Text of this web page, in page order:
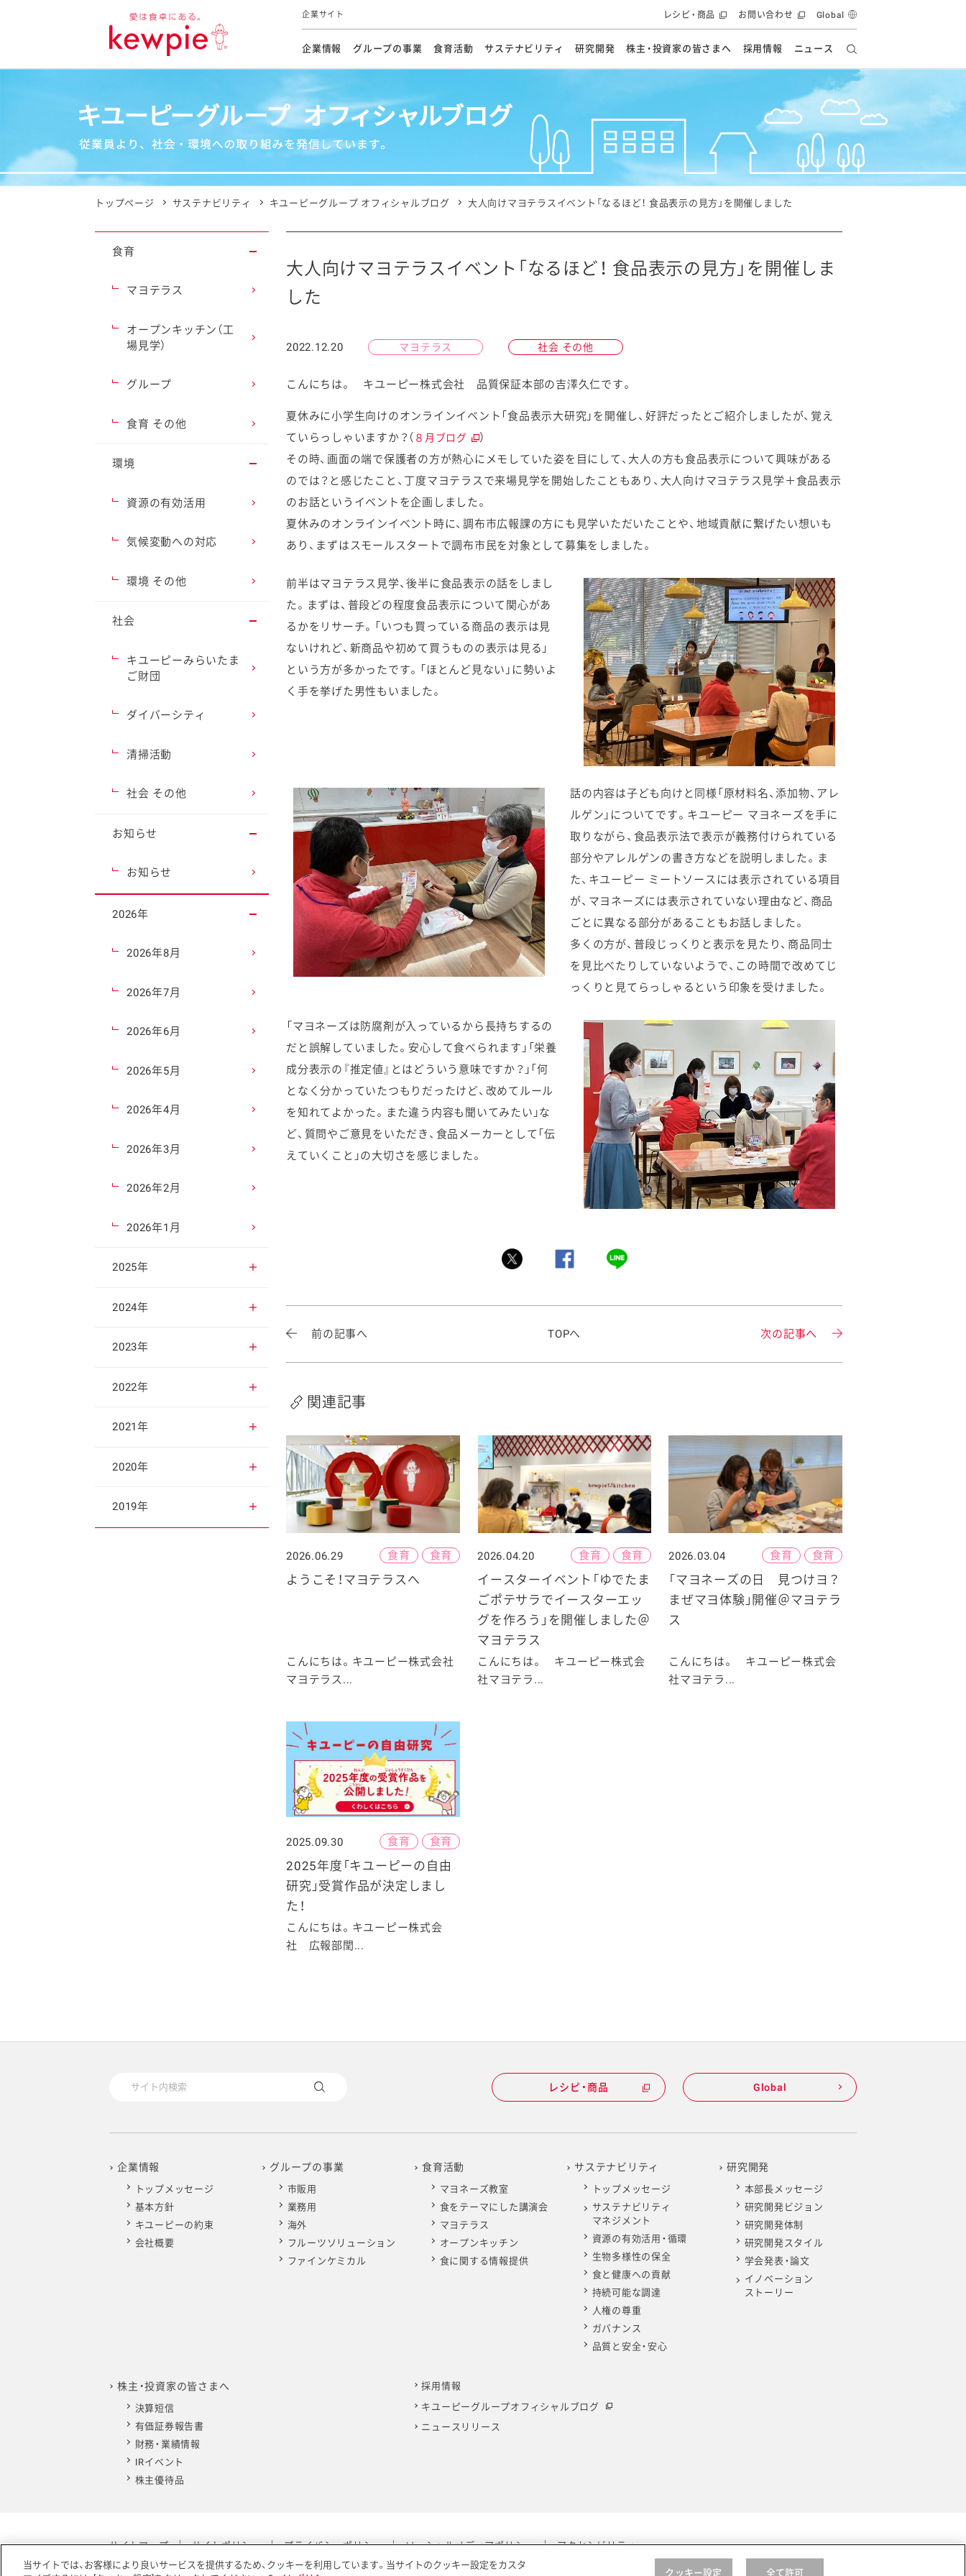
企業サイト
企業情報
トップメッセージ
グループの事業
市販用
ファインケミカル
食育活動
食育活動方針
食をテーマにした講演会 オープンキッチン（工場見学） マヨテラス（見学施設）
海外における食育活動 食に関する情報提供
オフィシャルブログ
サステナビリティ
トップメッセージ
気候変動への対応 生物多様性の保全 食と健康への貢献
持続可能な調達 ガバナンス
各種報告書
イニシアチブ・加盟団体 社会・環境活動の歴史
キユーピーグループ
統合報告書
研究開発
本部長メッセージ
技術ソリューション 研究開発スタイル 学会発表・論文 イノベーションストーリー
株主・投資家の皆さまへ
個人投資家の皆さまへ
IRライブラリ 株式情報 IRカレンダー
IRよくあるご質問 ディスクロージャーポリシー 電子公告 統合報告書
採用情報 ニュース
レシピ・商品
体験・エンタメ
お客様相談室
ファインケミカル
お問い合わせ Global
大人向けマヨテラスイベント「なるほど！ 食品表示の見方」を開催しま
した
2022.12.20 マヨテラス 社会 その他
こんにちは。 キユーピー株式会社 品質保証本部の吉澤久仁です。
夏休みに小学生向けのオンラインイベント「食品表示大研究」を開催し、好評だったとご紹介しましたが、覚え
ていらっしゃいますか？（ ８月ブログ
）
その時、画面の端で保護者の方が熱心にメモしていた姿を目にして、大人の方も食品表示について興味がある
のでは？と感じたこと、丁度マヨテラスで来場見学を開始したこともあり、大人向けマヨテラス見学＋食品表示
のお話というイベントを企画しました。
夏休みのオンラインイベント時に、調布市広報課の方にも見学いただいたことや、地域貢献に繋げたい想いも
あり、まずはスモールスタートで調布市民を対象として募集をしました。
前半はマヨテラス見学、後半に食品表示の話をしまし
た。まずは、普段どの程度食品表示について関心があ
るかをリサーチ。「いつも買っている商品の表示は見
ないけれど、新商品や初めて買うものの表示は見る」
という方が多かったです。「ほとんど見ない」に勢いよ
く手を挙げた男性もいました。
話の内容は子ども向けと同様「原材料名、添加物、アレ
ルゲン」についてです。キユーピー マヨネーズを手に
取りながら、食品表示法で表示が義務付けられている
部分やアレルゲンの書き方などを説明しました。ま
た、キユーピー ミートソースには表示されている項目
が、マヨネーズには表示されていない理由など、商品
ごとに異なる部分があることもお話しました。
多くの方が、普段じっくりと表示を見たり、商品同士
を見比べたりしていないようで、この時間で改めてじ
っくりと見てらっしゃるという印象を受けました。
「マヨネーズは防腐剤が入っているから長持ちするの
だと誤解していました。安心して食べられます」「栄養
成分表示の『推定値』とはどういう意味ですか？」「何
となく分かっていたつもりだったけど、改めてルール
を知れてよかった。また違う内容も聞いてみたい」な
ど、質問やご意見をいただき、食品メーカーとして「伝
えていくこと」の大切さを感じました。
前の記事へ TOPへ 次の記事へ
関連記事
食育 食育
2026.06.29
ようこそ！マヨテラスへ
こんにちは。キユーピー株式会社
マヨテラス...
食育 食育
2026.04.20
イースターイベント「ゆでたま
ごポテサラでイースターエッ
グを作ろう」を開催しました＠
マヨテラス
こんにちは。 キユーピー株式会
社マヨテラ...
食育 食育
2026.03.04
「マヨネーズの日 見つけヨ？
まぜマヨ体験」開催＠マヨテラ
ス
こんにちは。 キユーピー株式会
社マヨテラ...
食育 食育
2025.09.30
2025年度「キユーピーの自由
研究」受賞作品が決定しまし
た！
こんにちは。キユーピー株式会
社 広報部閏...
食育
マヨテラス
オープンキッチン（工
場見学）
グループ
食育 その他
環境
資源の有効活用
気候変動への対応
環境 その他
社会
キユーピーみらいたま
ご財団
ダイバーシティ
清掃活動
社会 その他
お知らせ
お知らせ
2026年
2026年8月
2026年7月
2026年6月
2026年5月
2026年4月
2026年3月
2026年2月
2026年1月
2025年
2025年12月
2025年11月
2025年10月
2025年9月
2025年8月
2025年7月
2024年
2024年12月
2024年11月
2024年10月
2024年9月
2024年8月
2023年
2023年12月
2023年11月
2023年10月
2023年9月
2022年
2022年12月
2022年11月
2022年10月
2021年
2021年12月
2021年11月
2020年
2020年12月
2019年
トップページ サステナビリティ キユーピーグループ オフィシャルブログ 大人向けマヨテラスイベント「なるほど！ 食品表示の見方」を開催しました
レシピ・商品 Global
企業情報
トップメッセージ
基本方針
キユーピーの約束
会社概要
グループの事業
市販用
業務用
海外
フルーツソリューション
ファインケミカル
食育活動
マヨネーズ教室
食をテーマにした講演会
マヨテラス
オープンキッチン
食に関する情報提供
サステナビリティ
トップメッセージ
サステナビリティ
マネジメント
資源の有効活用・循環
生物多様性の保全
食と健康への貢献
持続可能な調達
人権の尊重
ガバナンス
品質と安全・安心
研究開発
本部長メッセージ
研究開発ビジョン
研究開発体制
研究開発スタイル
学会発表・論文
イノベーション
ストーリー
株主・投資家の皆さまへ
決算短信
有価証券報告書
財務・業績情報
IRイベント
株主優待品
採用情報
キユーピーグループオフィシャルブログ
ニュースリリース
サイトマップ サイトポリシー プライバシーポリシー ソーシャルメディアポリシー
アクセシビリティ
当サイトでは、お客様により良いサービスを提供するため、クッキーを利用しています。当サイトのクッキー設定をカスタ
クッキー設定 全て許可